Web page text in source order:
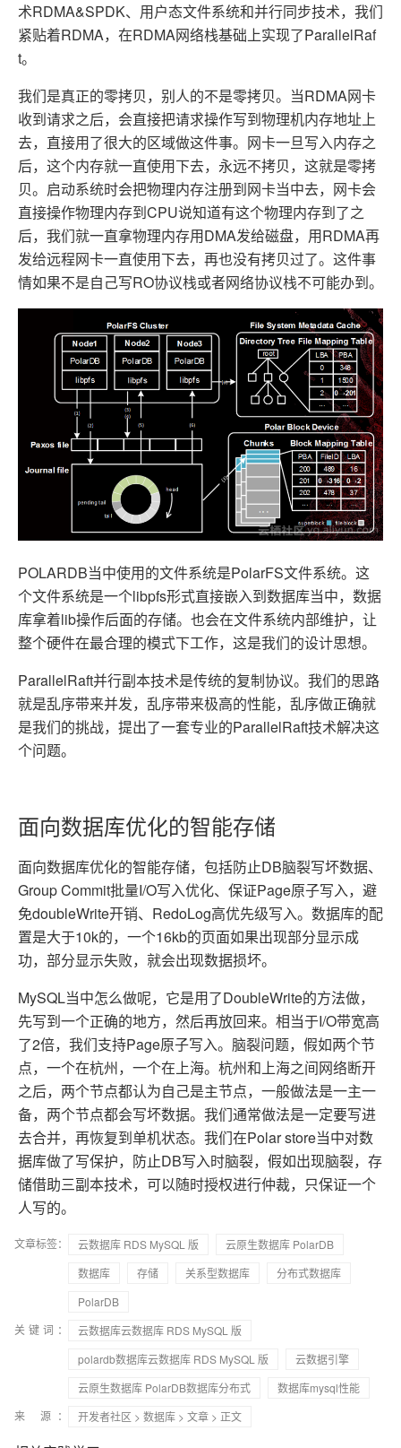
术RDMA&SPDK、用户态文件系统和并行同步技术，我们
紧贴着RDMA，在RDMA网络栈基础上实现了ParallelRaf
t。
我们是真正的零拷贝，别人的不是零拷贝。当RDMA网卡
收到请求之后，会直接把请求操作写到物理机内存地址上
去，直接用了很大的区域做这件事。网卡一旦写入内存之
后，这个内存就一直使用下去，永远不拷贝，这就是零拷
贝。启动系统时会把物理内存注册到网卡当中去，网卡会
直接操作物理内存到CPU说知道有这个物理内存到了之
后，我们就一直拿物理内存用DMA发给磁盘，用RDMA再
发给远程网卡一直使用下去，再也没有拷贝过了。这件事
情如果不是自己写RO协议栈或者网络协议栈不可能办到。
POLARDB当中使用的文件系统是PolarFS文件系统。这
个文件系统是一个libpfs形式直接嵌入到数据库当中，数据
库拿着lib操作后面的存储。也会在文件系统内部维护，让
整个硬件在最合理的模式下工作，这是我们的设计思想。
ParallelRaft并行副本技术是传统的复制协议。我们的思路
就是乱序带来并发，乱序带来极高的性能，乱序做正确就
是我们的挑战，提出了一套专业的ParallelRaft技术解决这
个问题。
面向数据库优化的智能存储
面向数据库优化的智能存储，包括防止DB脑裂写坏数据、
Group Commit批量I/O写入优化、保证Page原子写入，避
免doubleWrite开销、RedoLog高优先级写入。数据库的配
置是大于10k的，一个16kb的页面如果出现部分显示成
功，部分显示失败，就会出现数据损坏。
MySQL当中怎么做呢，它是用了DoubleWrite的方法做，
先写到一个正确的地方，然后再放回来。相当于I/O带宽高
了2倍，我们支持Page原子写入。脑裂问题，假如两个节
点，一个在杭州，一个在上海。杭州和上海之间网络断开
之后，两个节点都认为自己是主节点，一般做法是一主一
备，两个节点都会写坏数据。我们通常做法是一定要写进
去合并，再恢复到单机状态。我们在Polar store当中对数
据库做了写保护，防止DB写入时脑裂，假如出现脑裂，存
储借助三副本技术，可以随时授权进行仲裁，只保证一个
人写的。
文章标签： 云数据库 RDS MySQL 版
云原生数据库 PolarDB
数据库
存储 关系型数据库
分布式数据库
PolarDB
关键词：
云数据库云数据库 RDS MySQL 版
polardb数据库云数据库 RDS MySQL 版
云数据引擎
云原生数据库 PolarDB数据库分布式
数据库mysql性能
来 源：
开发者社区 > 数据库 > 文章 > 正文